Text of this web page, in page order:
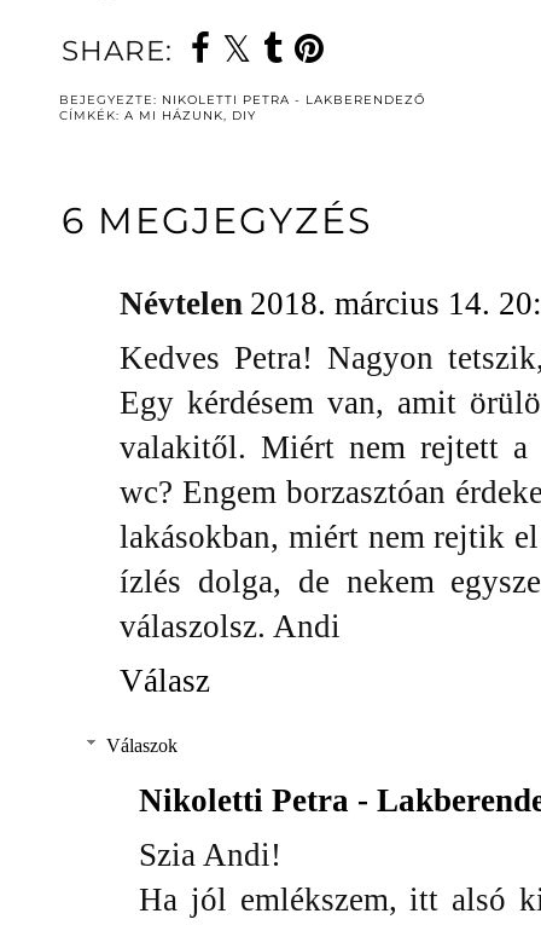
SHARE:
BEJEGYEZTE: NIKOLETTI PETRA - LAKBERENDEZŐ
CÍMKÉK: A MI HÁZUNK, DIY
6 MEGJEGYZÉS
Névtelen 2018. március 14.
Kedves Petra! Nagyon
Egy kérdésem van, amit
valakitől. Miért nem rejtett a
wc? Engem borzasztóan
lakásokban, miért nem rejtik
ízlés dolga, de nekem
válaszolsz. Andi
Válasz
Válaszok
Nikoletti Petra -
Szia Andi!
Ha jól emlékszem, itt alsó